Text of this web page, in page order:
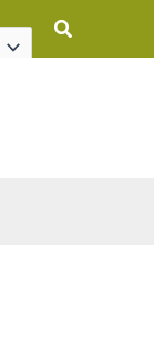
Rechercher